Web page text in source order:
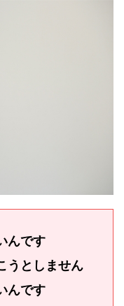
んです
うとしません
んです